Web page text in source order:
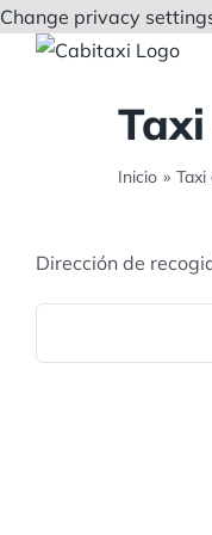
Change privacy
Inicio » Taxi
Dirección de